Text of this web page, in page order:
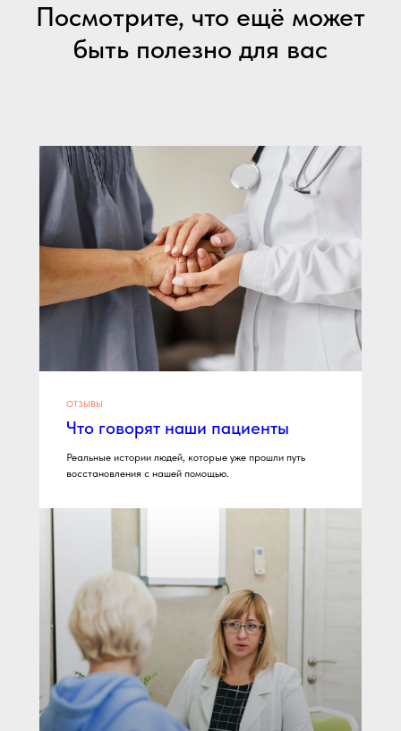
Посмотрите, что ещё может
быть полезно для вас
ОТЗЫВЫ
Что говорят наши пациенты
Реальные истории людей, которые уже прошли путь
восстановления с нашей помощью.